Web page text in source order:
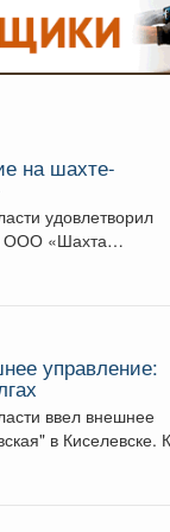
на шахте-
удовлетворил
ООО «Шахта
управление:
ввел внешнее
в Киселевске.